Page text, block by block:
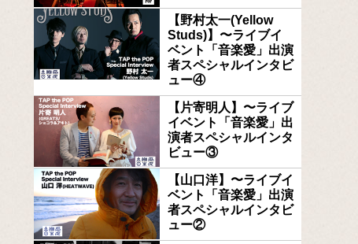
【野村太一(Yellow
Studs)】〜ライブイ
ベント「音楽愛」出演
者スペシャルインタビ
ュー④
【片寄明人】〜ライブ
イベント「音楽愛」出
演者スペシャルインタ
ビュー③
【山口洋】〜ライブイ
ベント「音楽愛」出演
者スペシャルインタビ
ュー②